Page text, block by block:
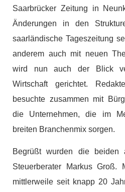
Saarbrücker Zeitung in
Änderungen in den
saarländische Tageszeitung
anderem auch mit neuen
wird nun auch der Blick
Wirtschaft gerichtet.
besuchte zusammen mit
die Unternehmen, die im
breiten Branchenmix sorgen.
Begrüßt wurden die beiden
Steuerberater Markus
mittlerweile seit knapp 20